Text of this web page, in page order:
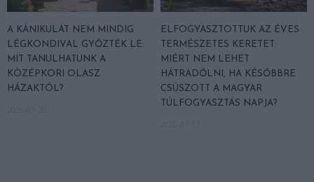
A KÁNIKULÁT NEM MINDIG
LÉGKONDIVAL GYŐZTÉK LE:
MIT TANULHATUNK A
KÖZÉPKORI OLASZ
HÁZAKTÓL?
ELFOGYASZTOTTUK AZ ÉVES
TERMÉSZETES KERETET:
MIÉRT NEM LEHET
HÁTRADŐLNI, HA KÉSŐBBRE
CSÚSZOTT A MAGYAR
TÚLFOGYASZTÁS NAPJA?